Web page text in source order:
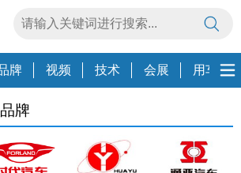
牌 视频 技术 会展 用车养
牌